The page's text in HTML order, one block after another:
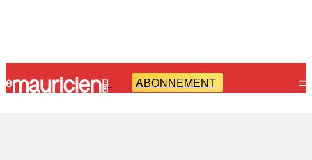
- ABONNEMENT